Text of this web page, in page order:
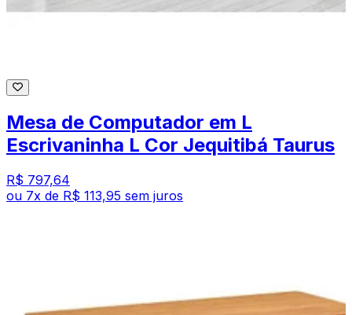
Mesa de Computador em L
Escrivaninha L Cor Jequitibá Taurus
R$ 797,64
ou 7x de R$ 113,95 sem juros